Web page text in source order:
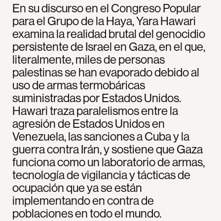
En su discurso en el Congreso Popular
para el Grupo de la Haya, Yara Hawari
examina la realidad brutal del genocidio
persistente de Israel en Gaza, en el que,
literalmente, miles de personas
palestinas se han evaporado debido al
uso de armas termobáricas
suministradas por Estados Unidos.
Hawari traza paralelismos entre la
agresión de Estados Unidos en
Venezuela, las sanciones a Cuba y la
guerra contra Irán, y sostiene que Gaza
funciona como un laboratorio de armas,
tecnología de vigilancia y tácticas de
ocupación que ya se están
implementando en contra de
poblaciones en todo el mundo.